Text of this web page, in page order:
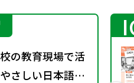
の教育現場で活
さしい日本語」